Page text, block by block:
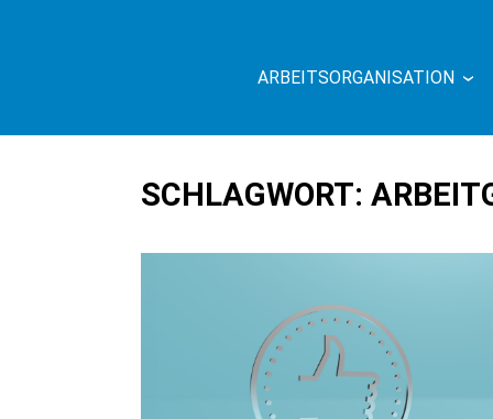
OTTO
ARBEITSORGANISATION
SCHLAGWORT: